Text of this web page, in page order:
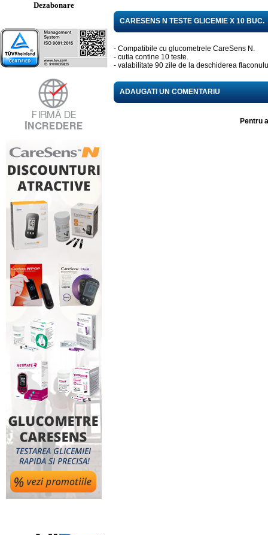
Dezabonare
CARESENS N TESTE GLICEMIE X 10 BUC.
- Compatibile cu glucometrele CareSens N.
- cutia contine 10 teste.
- valabilitate 90 zile de la deschiderea
ADAUGATI UN COMENTARIU
Pentru